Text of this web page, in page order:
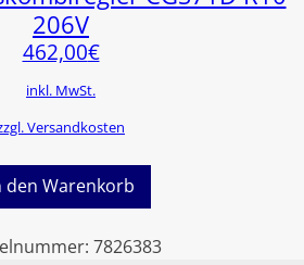
206V
462,00€
inkl. MwSt.
Versandkosten
den Warenkorb
7826383